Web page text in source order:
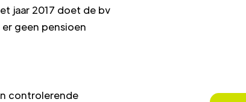
jaar 2017 doet de bv
geen pensioen
controlerende